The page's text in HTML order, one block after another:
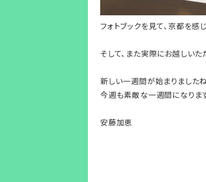
フォトブックを見て、京都を感
そして、また実際にお越しいた
新しい一週間が始まりましたね
今週も素敵な一週間になりま
安藤加恵